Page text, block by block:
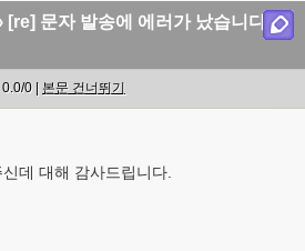
› [re] 문자 발송에 에러가 났습니다 [재
0 | 본문 건너뛰기
데 대해 감사드립니다.